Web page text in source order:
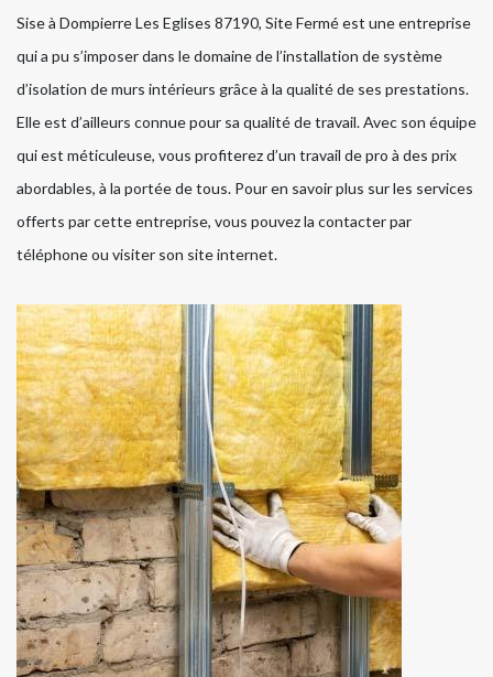
Sise à Dompierre Les Eglises 87190, Site Fermé est une entreprise
qui a pu s’imposer dans le domaine de l’installation de système
d’isolation de murs intérieurs grâce à la qualité de ses prestations.
Elle est d’ailleurs connue pour sa qualité de travail. Avec son équipe
qui est méticuleuse, vous profiterez d’un travail de pro à des prix
abordables, à la portée de tous. Pour en savoir plus sur les services
offerts par cette entreprise, vous pouvez la contacter par
téléphone ou visiter son site internet.